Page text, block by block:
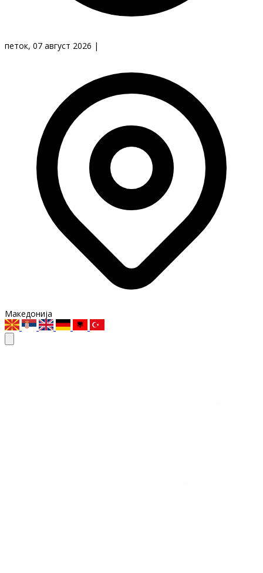
петок, 07 август 2026 |
Македонија